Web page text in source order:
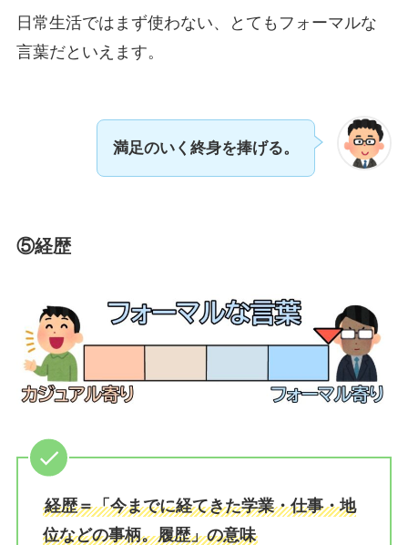
日常生活ではまず使わない、とてもフォーマルな
言葉だといえます。
満足のいく終身を捧げる。
⑤経歴
経歴＝「今までに経てきた学業・仕事・地
位などの事柄。履歴」の意味